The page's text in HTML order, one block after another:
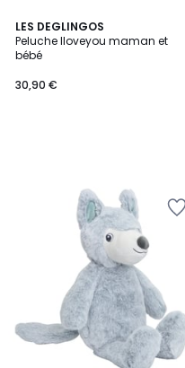
LES DEGLINGOS
Peluche Iloveyou maman et
bébé
30,90 €